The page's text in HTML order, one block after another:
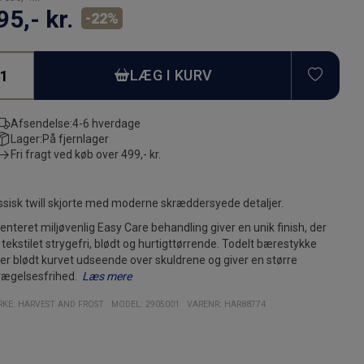
kr. -22%
LÆG I KURV
Afsendelse:4-6 hverdage
Lager:På fjernlager
Fri fragt ved køb over499,- kr.
twill skjorte med moderne skræddersyede detaljer.
miljøvenlig Easy Care behandling giver en unik finish, der
tekstilet strygefri, blødt og hurtigttørrende. Todelt bærestykke
blødt kurvet udseende over skuldrene og giver en større
Læs mere
sømme hjælper skjorten til at stå skarp vask efter vask uden
skråsnit på manchetter med huller til manchetknapper. 4 mm
Tåler maskinvask.
HARVEST AND FROST MODEL 2905001 VARENR HAR88774